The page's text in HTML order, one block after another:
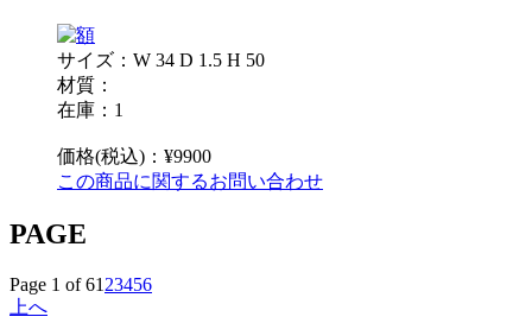
サイズ：W 34 D 1.5 H 50
材質：
在庫：1
価格(税込)：¥9900
この商品に関するお問い合わせ
PAGE
Page 1 of 61 23456
上へ